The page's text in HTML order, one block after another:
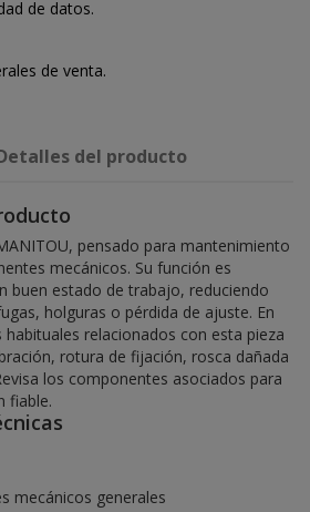
de datos.
de venta.
del producto
pensado para mantenimiento
mecánicos. Su función es
buen estado de trabajo, reduciendo
holguras o pérdida de ajuste. En
relacionados con esta pieza
rotura de fijación, rosca dañada
los componentes asociados para
fiable.
mecánicos generales